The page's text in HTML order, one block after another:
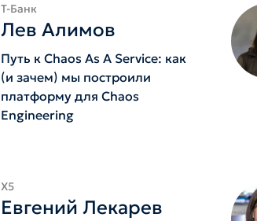
Т-Банк
Лев Алимов
Путь к Chaos As A Service: как
(и зачем) мы построили
платформу для Chaos
Engineering
X5
Евгений Лекарев